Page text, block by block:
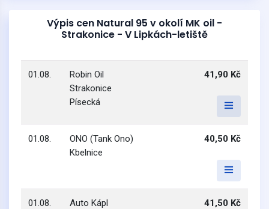
Výpis cen Natural 95 v okolí MK oil -
Strakonice - V Lipkách-letiště
01.08.
Robin Oil
Strakonice
Písecká
41,90 Kč
01.08.
ONO (Tank Ono)
Kbelnice
40,50 Kč
01.08.
Auto Kápl
41,50 Kč